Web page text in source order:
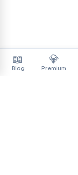
📖
Blog
💎
Premium